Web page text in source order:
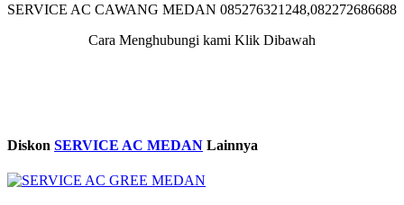
SERVICE AC CAWANG MEDAN 085276321248,082272686688
Cara Menghubungi kami Klik Dibawah
Diskon SERVICE AC MEDAN Lainnya